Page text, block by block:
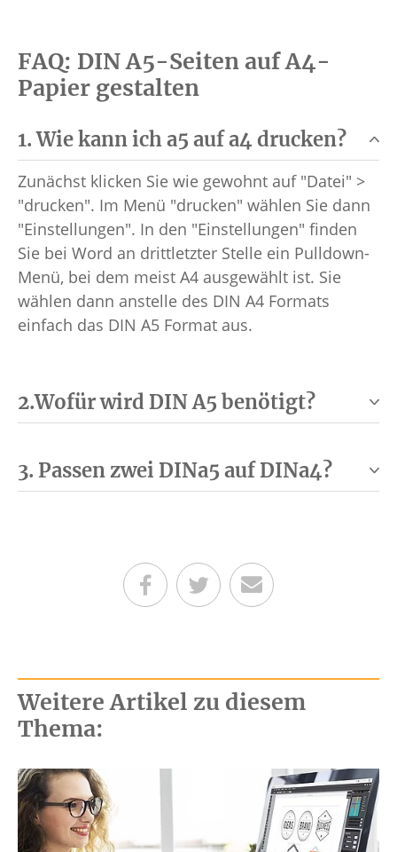
FAQ: DIN A5-Seiten auf A4-
Papier gestalten
1. Wie kann ich a5 auf a4 drucken?
Zunächst klicken Sie wie gewohnt auf "Datei" >
"drucken". Im Menü "drucken" wählen Sie dann
"Einstellungen". In den "Einstellungen" finden
Sie bei Word an drittletzter Stelle ein Pulldown-
Menü, bei dem meist A4 ausgewählt ist. Sie
wählen dann anstelle des DIN A4 Formats
einfach das DIN A5 Format aus.
2.Wofür wird DIN A5 benötigt?
3. Passen zwei DINa5 auf DINa4?
Teilen auf Facebook
Teilen auf Twitter
Per E-Mail senden
Weitere Artikel zu diesem
Thema: